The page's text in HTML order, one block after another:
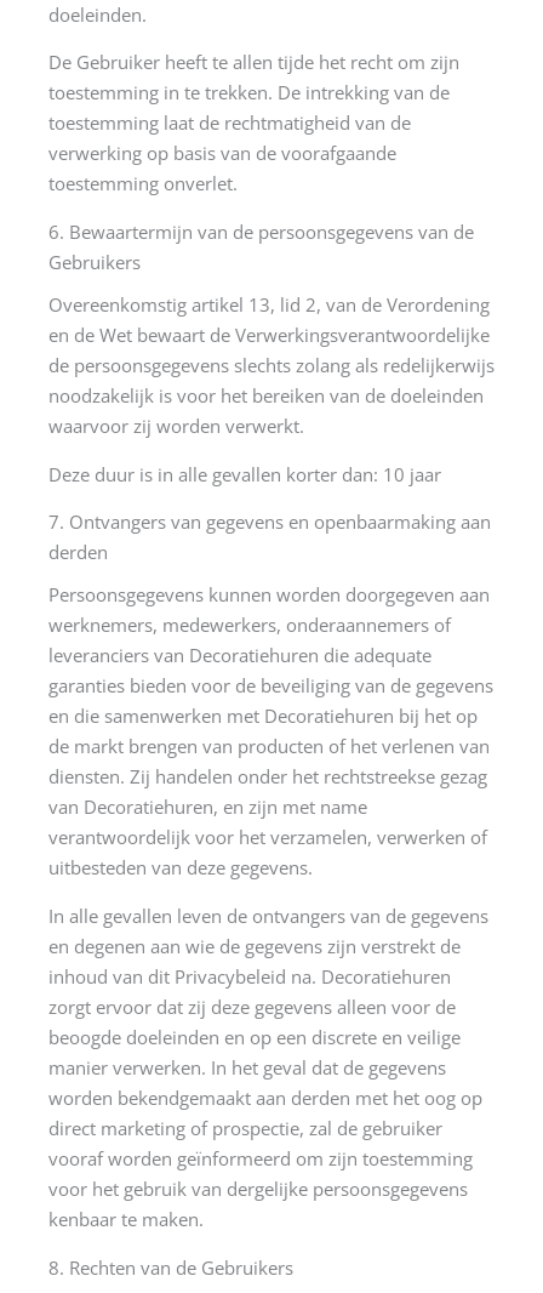
doeleinden.
De Gebruiker heeft te allen tijde het recht om zijn
toestemming in te trekken. De intrekking van de
toestemming laat de rechtmatigheid van de
verwerking op basis van de voorafgaande
toestemming onverlet.
6. Bewaartermijn van de persoonsgegevens van de
Gebruikers
Overeenkomstig artikel 13, lid 2, van de Verordening
en de Wet bewaart de Verwerkingsverantwoordelijke
de persoonsgegevens slechts zolang als redelijkerwijs
noodzakelijk is voor het bereiken van de doeleinden
waarvoor zij worden verwerkt.
Deze duur is in alle gevallen korter dan: 10 jaar
7. Ontvangers van gegevens en openbaarmaking aan
derden
Persoonsgegevens kunnen worden doorgegeven aan
werknemers, medewerkers, onderaannemers of
leveranciers van Decoratiehuren die adequate
garanties bieden voor de beveiliging van de gegevens
en die samenwerken met Decoratiehuren bij het op
de markt brengen van producten of het verlenen van
diensten. Zij handelen onder het rechtstreekse gezag
van Decoratiehuren, en zijn met name
verantwoordelijk voor het verzamelen, verwerken of
uitbesteden van deze gegevens.
In alle gevallen leven de ontvangers van de gegevens
en degenen aan wie de gegevens zijn verstrekt de
inhoud van dit Privacybeleid na. Decoratiehuren
zorgt ervoor dat zij deze gegevens alleen voor de
beoogde doeleinden en op een discrete en veilige
manier verwerken. In het geval dat de gegevens
worden bekendgemaakt aan derden met het oog op
direct marketing of prospectie, zal de gebruiker
vooraf worden geïnformeerd om zijn toestemming
voor het gebruik van dergelijke persoonsgegevens
kenbaar te maken.
8. Rechten van de Gebruikers